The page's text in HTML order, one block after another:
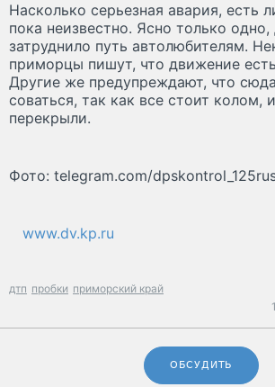
Насколько серьезная авария, есть
пока неизвестно. Ясно только
затруднило путь автолюбителям.
приморцы пишут, что движение
Другие же предупреждают, что
соваться, так как все стоит колом,
перекрыли.
Фото: telegram.com/
www.dv.kp.ru
дтп пробки приморский край
ОБСУДИТЬ